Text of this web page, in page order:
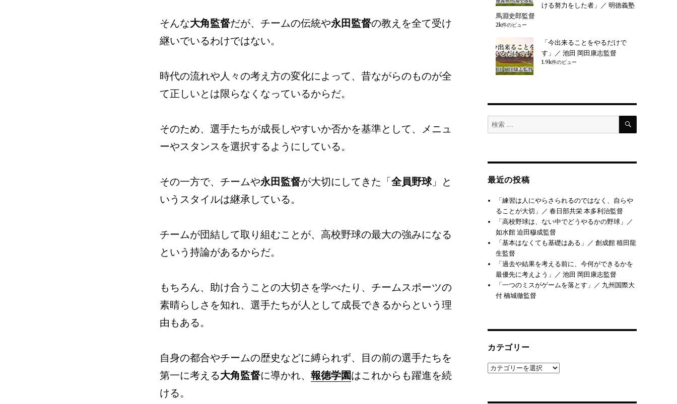
そんな大角監督だが、チームの伝統や永田監督の教えを全て受け
継いでいるわけではない。
時代の流れや人々の考え方の変化によって、昔ながらのものが全
て正しいとは限らなくなっているからだ。
そのため、選手たちが成長しやすいか否かを基準として、メニュ
ーやスタンスを選択するようにしている。
その一方で、チームや永田監督が大切にしてきた「全員野球」と
いうスタイルは継承している。
チームが団結して取り組むことが、高校野球の最大の強みになる
という持論があるからだ。
もちろん、助け合うことの大切さを学べたり、チームスポーツの
素晴らしさを知れ、選手たちが人として成長できるからという理
由もある。
自身の都合やチームの歴史などに縛られず、目の前の選手たちを
第一に考える大角監督に導かれ、 報徳学園はこれからも躍進を続
ける。
ける努力をした者」／ 明徳義塾
馬淵史郎監督
2k件のビュー
「今出来ることをやるだけで
す」／ 池田 岡田康志監督
1.9k件のビュー
検
索
検
最近の投稿
「練習は人にやらさられるのではなく、自らや
ることが大切」／ 春日部共栄 本多利治監督
「高校野球は、ない中でどうやるかの野球」／
如水館 迫田穆成監督
「基本はなくても基礎はある」／ 創成館 稙田龍
生監督
「過去や結果を考える前に、今何ができるかを
最優先に考えよう」／ 池田 岡田康志監督
「一つのミスがゲームを落とす」／ 九州国際大
付 楠城徹監督
カテゴリー
カ